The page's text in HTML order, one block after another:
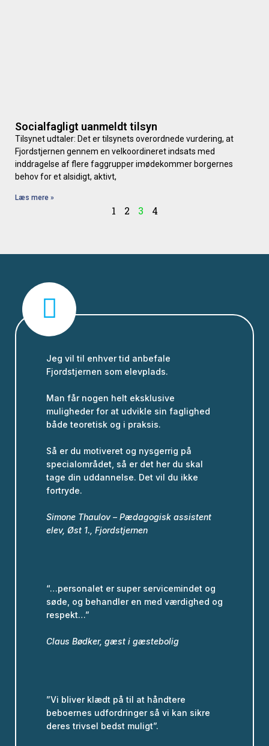
Socialfagligt uanmeldt tilsyn
Tilsynet udtaler: Det er tilsynets overordnede vurdering, at
Fjordstjernen gennem en velkoordineret indsats med
inddragelse af flere faggrupper imødekommer borgernes
behov for et alsidigt, aktivt,
Læs mere »
1 2 3 4
Jeg vil til enhver tid anbefale
Fjordstjernen som elevplads.
Man får nogen helt eksklusive
muligheder for at udvikle sin faglighed
både teoretisk og i praksis.
Så er du motiveret og nysgerrig på
specialområdet, så er det her du skal
tage din uddannelse. Det vil du ikke
fortryde.
Simone Thaulov – Pædagogisk assistent
elev, Øst 1., Fjordstjernen
“…personalet er super servicemindet og
søde, og behandler en med værdighed og
respekt…”
Claus Bødker, gæst i gæstebolig
”Vi bliver klædt på til at håndtere
beboernes udfordringer så vi kan sikre
deres trivsel bedst muligt”.